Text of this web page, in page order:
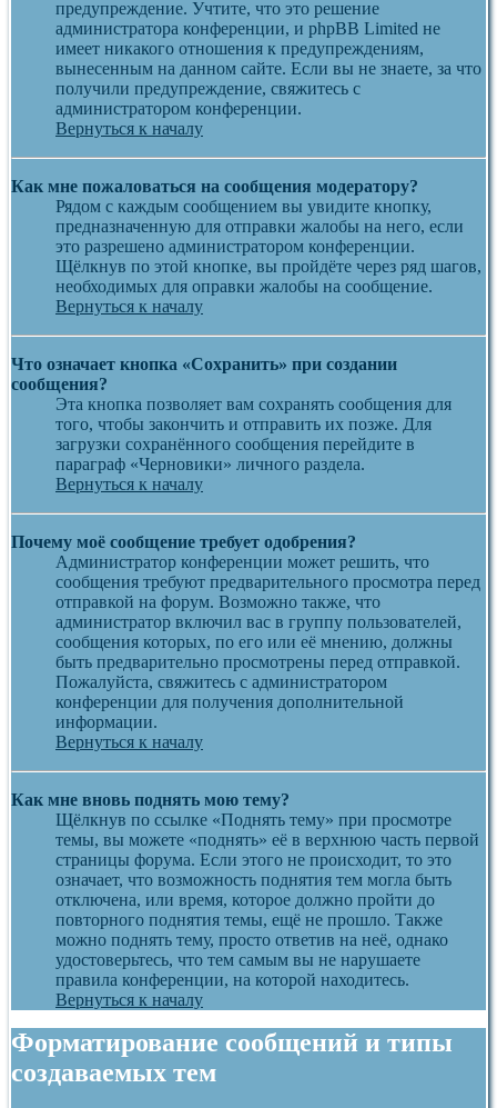
предупреждение. Учтите, что это решение
администратора конференции, и phpBB Limited не
имеет никакого отношения к предупреждениям,
вынесенным на данном сайте. Если вы не знаете, за что
получили предупреждение, свяжитесь с
администратором конференции.
Вернуться к началу
Как мне пожаловаться на сообщения модератору?
Рядом с каждым сообщением вы увидите кнопку,
предназначенную для отправки жалобы на него, если
это разрешено администратором конференции.
Щёлкнув по этой кнопке, вы пройдёте через ряд шагов,
необходимых для оправки жалобы на сообщение.
Вернуться к началу
Что означает кнопка «Сохранить» при создании
сообщения?
Эта кнопка позволяет вам сохранять сообщения для
того, чтобы закончить и отправить их позже. Для
загрузки сохранённого сообщения перейдите в
параграф «Черновики» личного раздела.
Вернуться к началу
Почему моё сообщение требует одобрения?
Администратор конференции может решить, что
сообщения требуют предварительного просмотра перед
отправкой на форум. Возможно также, что
администратор включил вас в группу пользователей,
сообщения которых, по его или её мнению, должны
быть предварительно просмотрены перед отправкой.
Пожалуйста, свяжитесь с администратором
конференции для получения дополнительной
информации.
Вернуться к началу
Как мне вновь поднять мою тему?
Щёлкнув по ссылке «Поднять тему» при просмотре
темы, вы можете «поднять» её в верхнюю часть первой
страницы форума. Если этого не происходит, то это
означает, что возможность поднятия тем могла быть
отключена, или время, которое должно пройти до
повторного поднятия темы, ещё не прошло. Также
можно поднять тему, просто ответив на неё, однако
удостоверьтесь, что тем самым вы не нарушаете
правила конференции, на которой находитесь.
Вернуться к началу
Форматирование сообщений и типы
создаваемых тем